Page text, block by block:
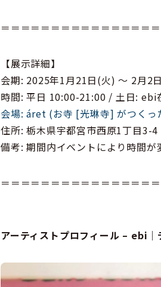
＝＝＝＝＝＝＝＝＝＝＝＝＝＝＝
【展示詳細】
会期: 2025年1月21日(火) ～ 2月2
時間: 平日 10:00-21:00 / 土日: ebi
会場: áret (お寺 [光琳寺] がつくっ
住所: 栃木県宇都宮市西原1丁目3-4
備考: 期間内イベントにより時間が
＝＝＝＝＝＝＝＝＝＝＝＝＝＝＝
アーティストプロフィール – ebi｜